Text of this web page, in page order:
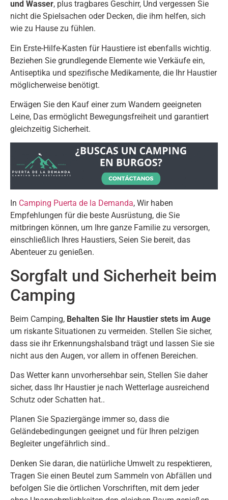
und Wasser, plus tragbares Geschirr, Und vergessen Sie
nicht die Spielsachen oder Decken, die ihm helfen, sich
wie zu Hause zu fühlen.
Ein Erste-Hilfe-Kasten für Haustiere ist ebenfalls wichtig.
Beziehen Sie grundlegende Elemente wie Verkäufe ein,
Antiseptika und spezifische Medikamente, die Ihr Haustier
möglicherweise benötigt.
Erwägen Sie den Kauf einer zum Wandern geeigneten
Leine, Das ermöglicht Bewegungsfreiheit und garantiert
gleichzeitig Sicherheit.
In Camping Puerta de la Demanda, Wir haben
Empfehlungen für die beste Ausrüstung, die Sie
mitbringen können, um Ihre ganze Familie zu versorgen,
einschließlich Ihres Haustiers, Seien Sie bereit, das
Abenteuer zu genießen.
Sorgfalt und Sicherheit beim
Camping
Beim Camping, Behalten Sie Ihr Haustier stets im Auge
um riskante Situationen zu vermeiden. Stellen Sie sicher,
dass sie ihr Erkennungshalsband trägt und lassen Sie sie
nicht aus den Augen, vor allem in offenen Bereichen.
Das Wetter kann unvorhersehbar sein, Stellen Sie daher
sicher, dass Ihr Haustier je nach Wetterlage ausreichend
Schutz oder Schatten hat..
Planen Sie Spaziergänge immer so, dass die
Geländebedingungen geeignet und für Ihren pelzigen
Begleiter ungefährlich sind..
Denken Sie daran, die natürliche Umwelt zu respektieren,
Tragen Sie einen Beutel zum Sammeln von Abfällen und
befolgen Sie die örtlichen Vorschriften, mit dem jeder